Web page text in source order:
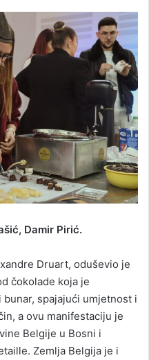
Damir Pirić.
Druart, oduševio je
čokolade koja je
spajajući umjetnost i
a ovu manifestaciju je
Belgije u Bosni i
Zemlja Belgija je i